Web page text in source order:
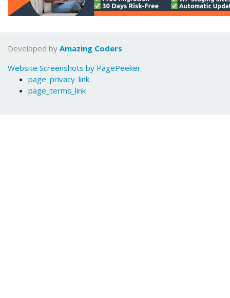
Developed by Amazing Coders
Website Screenshots by PagePeeker
page_privacy_link
page_terms_link